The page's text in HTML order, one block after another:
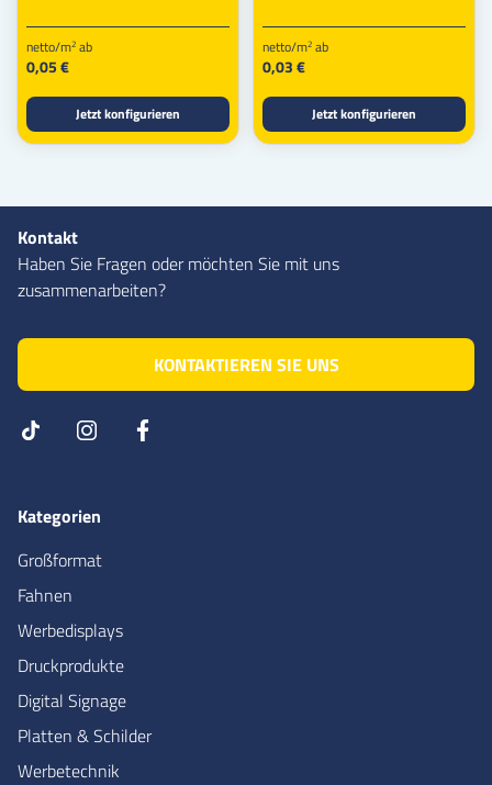
netto/m2 ab
0,05 €
Jetzt konfigurieren
netto/m2 ab
0,03 €
Jetzt konfigurieren
Kontakt
Haben Sie Fragen oder möchten Sie mit uns
zusammenarbeiten?
KONTAKTIEREN SIE UNS
Kategorien
Großformat
Fahnen
Werbedisplays
Druckprodukte
Digital Signage
Platten & Schilder
Werbetechnik